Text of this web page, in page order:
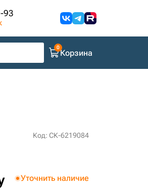
93
Корзина
Код: СК-6219084
Уточнить наличие